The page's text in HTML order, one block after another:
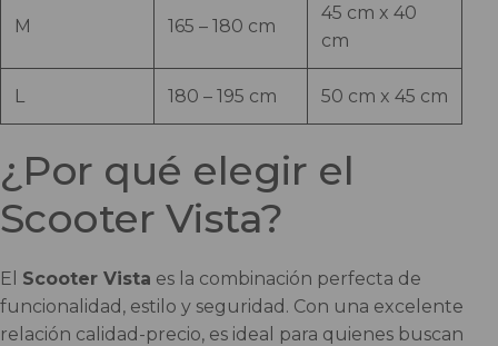
M 165 – 180 cm
45 cm x 40
cm
L 180 – 195 cm 50 cm x 45 cm
¿Por qué elegir el
Scooter Vista?
El Scooter Vista es la combinación perfecta de
funcionalidad, estilo y seguridad. Con una excelente
relación calidad-precio, es ideal para quienes buscan